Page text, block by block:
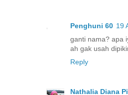
Penghuni 60 19
ganti nama? apa
ah gak usah
Reply
Nathalia Diana